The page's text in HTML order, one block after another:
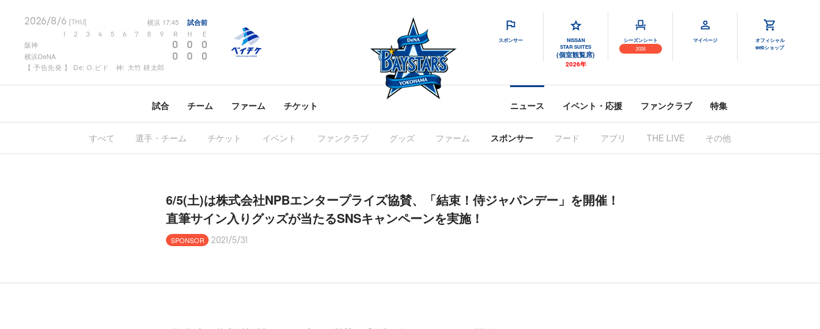
2026/8/6 [THU] 横浜 17:45 試合前
2 3 4 5 6 7 8 9 R H E
阪神 0 0 0
横浜DeNA 0 0 0
【 予告先発 】 De: O.ビド 神: 大竹 耕太郎
スポンサー
NISSAN
STAR SUITES
(個室観覧席)
2026年
シーズンシート
2026
マイページ
オフィシャル
webショップ
試合 チーム ファーム チケット ニュース イベント・応援 ファンクラブ 特集
すべて 選手・チーム チケット イベント ファンクラブ グッズ ファーム スポンサー フード アプリ THE LIVE その他
6/5(土)は株式会社NPBエンタープライズ協賛、「結束！侍ジャパンデー」を開催！
直筆サイン入りグッズが当たるSNSキャンペーンを実施！
SPONSOR 2021/5/31